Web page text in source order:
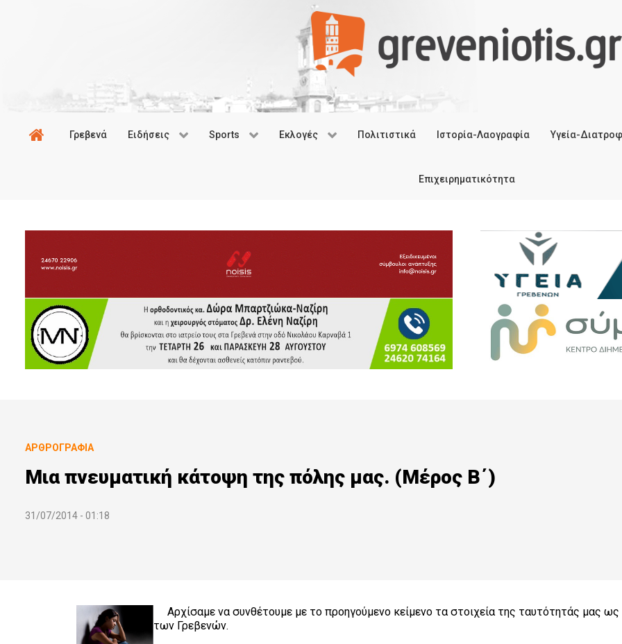
Γρεβενά Ειδήσεις Sports Εκλογές Πολιτιστικά Ιστορία-Λαογραφία Υγεία-
Επιχειρηματικότητα
ΑΡΘΡΟΓΡΑΦΊΑ
Μια πνευματική κάτοψη της πόλης μας. (Μέρος Β΄)
31/07/2014 - 01:18
Αρχίσαμε να συνθέτουμε με το προηγούμενο κείμενο τα στοιχεία της ταυτότητάς μας ως
των Γρεβενών.